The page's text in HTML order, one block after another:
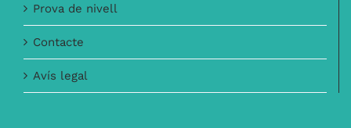
Prova de nivell
Contacte
Avís legal